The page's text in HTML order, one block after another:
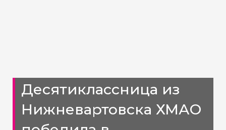
Десятиклассница из
Нижневартовска ХМАО